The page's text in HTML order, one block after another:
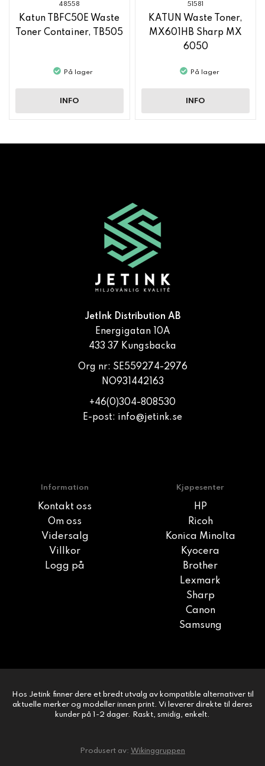
48558
Katun TBFC50E Waste
Toner Container, TB505
På lager
INFO
51581
KATUN Waste Toner,
MX601HB Sharp MX
6050
På lager
INFO
JetInk Distribution AB
Energigatan 10A
433 37 Kungsbacka
Org nr: SE559274-2976
NO931442163
+46(0)304-808530
E-post: info@jetink.se
Information
Kontakt oss
Om oss
Vidersalg
Villkor
Logg på
Kjøpesenter
HP
Ricoh
Konica Minolta
Kyocera
Brother
Lexmark
Sharp
Canon
Samsung
Hos Jetink finner dere et bredt utvalg av kompatible alternativer til
aktuelle merker og modeller innen print. Vi leverer direkte til deres
kunder på 1-2 dager. Raskt, smidig, enkelt.
Produsert av: Wikinggruppen